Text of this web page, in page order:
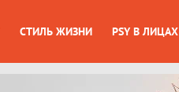
СТИЛЬ ЖИЗНИ PSY В ЛИЦАХ